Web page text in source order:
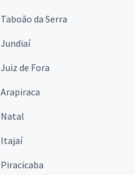
Taboão da Serra
Jundiaí
Juiz de Fora
Arapiraca
Natal
Itajaí
Piracicaba